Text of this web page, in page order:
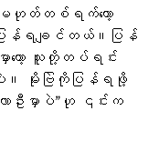
ဟုတ်တစ်ရက်တော့
န်ရချင်တယ်။ပြန်
မှာတော့ သူတို့တပ်ရင်း
။ မိုးဗြဲကိုပြန်ရဖို့
းမှာပဲ”ဟု ၎င်းက